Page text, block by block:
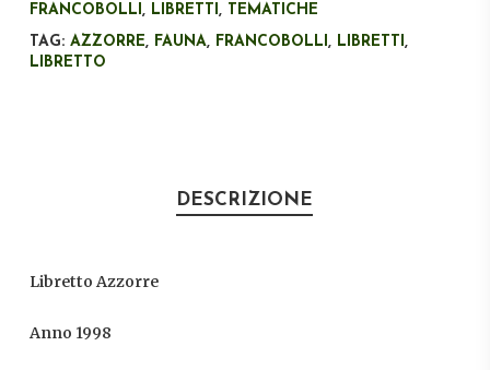
FRANCOBOLLI , LIBRETTI , TEMATICHE
TAG: AZZORRE, FAUNA, FRANCOBOLLI , LIBRETTI ,
LIBRETTO
DESCRIZIONE
Libretto Azzorre
Anno 1998